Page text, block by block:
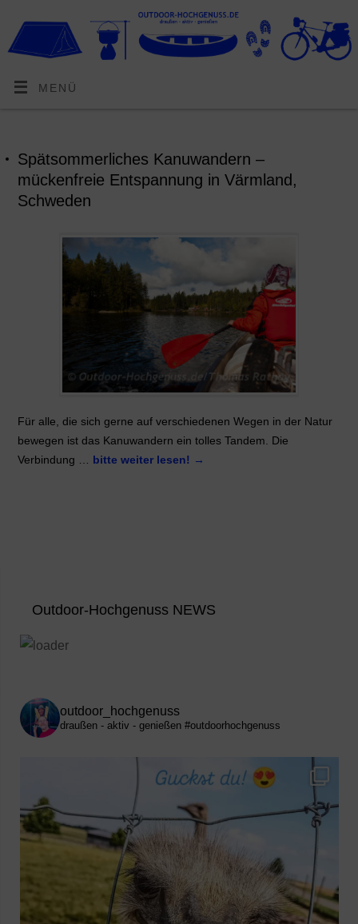
MENÜ
Spätsommerliches Kanuwandern –
mückenfreie Entspannung in Värmland,
Schweden
Für alle, die sich gerne auf verschiedenen Wegen in der Natur
bewegen ist das Kanuwandern ein tolles Tandem. Die
Verbindung … bitte weiter lesen! →
Outdoor-Hochgenuss NEWS
outdoor_hochgenuss
draußen - aktiv - genießen #outdoorhochgenuss